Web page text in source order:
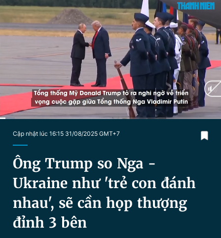
Chuyên mục
Chuyên mục khác
Chào ngày mới Tin 24h
Video Magazine
Tiện ích Bạn cần biết
Thông tin tài khoản
Tin đã lưu
Tin đã xem
Đăng xuất
Cập nhật lúc 16:15 31/08/2025 GMT+7
Ông Trump so Nga -
Ukraine như 'trẻ con đánh
nhau', sẽ cần họp thượng
đỉnh 3 bên